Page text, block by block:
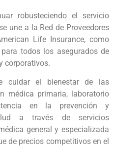
robusteciendo el servicio
une a la Red de Proveedores
Life Insurance, como
todos los asegurados de
corporativos.
cuidar el bienestar de las
médica primaria, laboratorio
en la prevención y
a través de servicios
general y especializada
de precios competitivos en el